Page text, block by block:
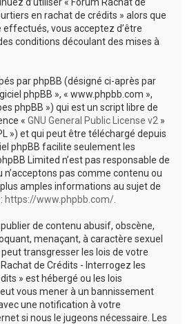
en rachat de crédits » alors que
vous acceptez d’être
conditions découlant des mises à
par phpBB (désigné ci-après par
phpBB », « www.phpbb.com »,
phpBB ») qui est un script libre de
« GNU General Public License v2 »
») et qui peut être téléchargé depuis
phpBB facilite seulement les
Limited n’est pas responsable de
n’acceptons pas comme contenu ou
amples informations au sujet de
https://www.phpbb.com/
de contenu abusif, obscène,
menaçant, à caractère sexuel
transgresser les lois de votre
de Crédits - Interrogez les
» est hébergé ou les lois
vous mener à un bannissement
une notification à votre
si nous le jugeons nécessaire. Les